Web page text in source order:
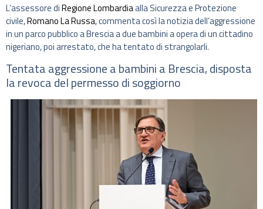
L’assessore diRegione Lombardiaalla Sicurezza e Protezione
civile,Romano La Russa, commenta così la notizia dell’aggressione
in un parco pubblico a Brescia a due bambini a opera di un cittadino
nigeriano, poi arrestato, che ha tentato di strangolarli.
Tentata aggressione a bambini a Brescia, disposta
la revoca del permesso di soggiorno